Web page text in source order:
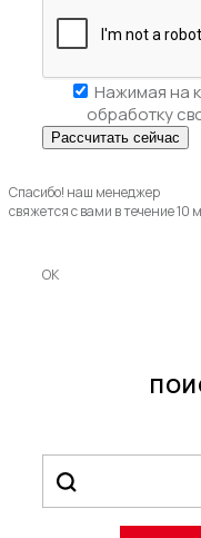
Нажимая на
обработку
Спасибо! наш менеджер
свяжется с вами в течение 10
OK